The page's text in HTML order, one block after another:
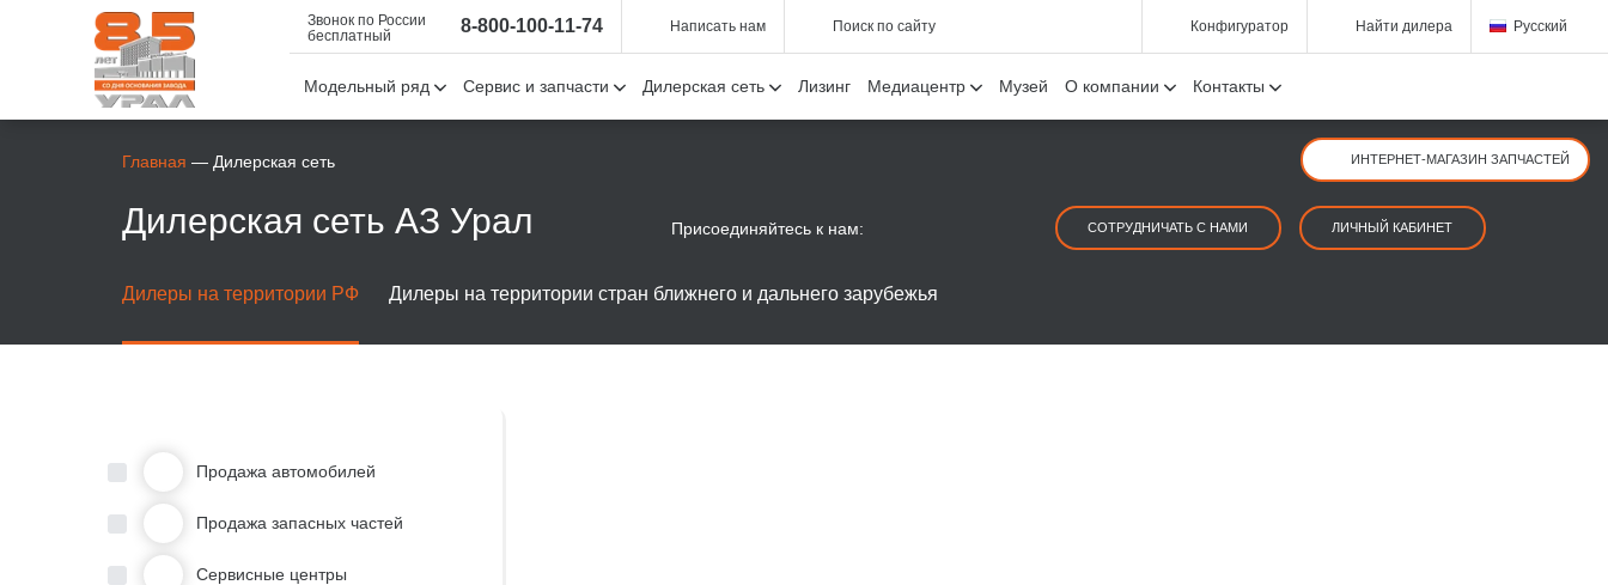
Звонок по России
бесплатный
8-800-100-11-74 Написать нам Поиск по сайту Конфигуратор Найти дилера Русский
Модельный ряд Сервис и запчасти Дилерская сеть Лизинг Медиацентр Музей О компании Контакты
ИНТЕРНЕТ-МАГАЗИН ЗАПЧАСТЕЙ
Главная — Дилерская сеть
Дилерская сеть АЗ Урал
Дилеры на территории РФ Дилеры на территории стран ближнего и дальнего зарубежья
СОТРУДНИЧАТЬ С НАМИ ЛИЧНЫЙ КАБИНЕТ
Присоединяйтесь к нам:
Продажа автомобилей
Продажа запасных частей
Сервисные центры